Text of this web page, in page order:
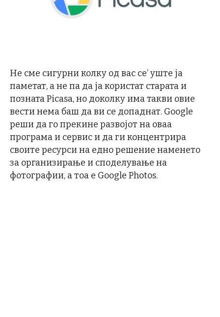
Не сме сигурни колку од вас се’ уште ја
паметат, а не па да ја користат старата и
позната Picasa, но доколку има такви овие
вести нема баш да ви се допаднат. Google
реши да го прекине развојот на оваа
програма и сервис и да ги концентрира
своите ресурси на едно решение наменето
за организирање и споделување на
фотографии, а тоа е Google Photos.